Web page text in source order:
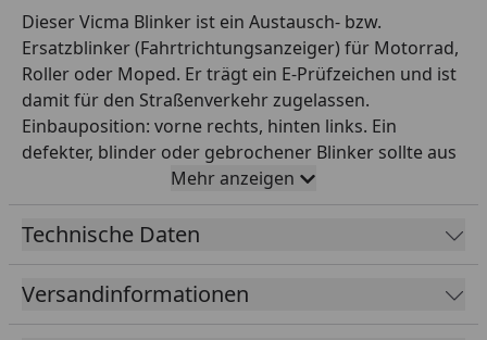
Dieser Vicma Blinker ist ein Austausch- bzw.
Ersatzblinker (Fahrtrichtungsanzeiger) für Motorrad,
Roller oder Moped. Er trägt ein E-Prüfzeichen und ist
damit für den Straßenverkehr zugelassen.
Einbauposition: vorne rechts, hinten links. Ein
defekter, blinder oder gebrochener Blinker sollte aus
Sicherheits- und Zulassungsgründen zügig ersetzt
werden – mit diesem Vicma-Blinker stellst du die
einwandfreie Funktion der Fahrtrichtungsanzeige
Zweirad-Zubehör mit breitem Sortiment an
Beleuchtungs- und Anbauteilen. Wichtig: Gleiche vor
Mehr anzeigen
Technische Daten
Versandinformationen